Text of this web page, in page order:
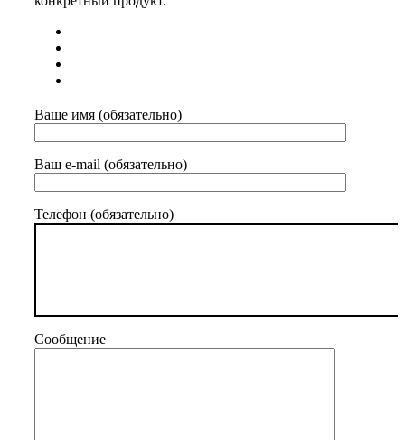
Ваше имя (обязательно)
Ваш e-mail (обязательно)
Телефон (обязательно)
Сообщение